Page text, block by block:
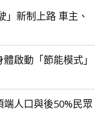
」新制上路 車主、
啟動「節能模式」
人口與後50%民眾